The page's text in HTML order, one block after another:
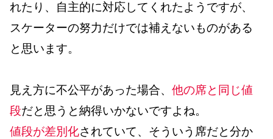
れたり、自主的に対応してくれたようですが、
スケーターの努力だけでは補えないものがある
と思います。
見え方に不公平があった場合、 他の席と同じ値
段だと思うと納得いかないですよね。
値段が差別化されていて、そういう席だと分か